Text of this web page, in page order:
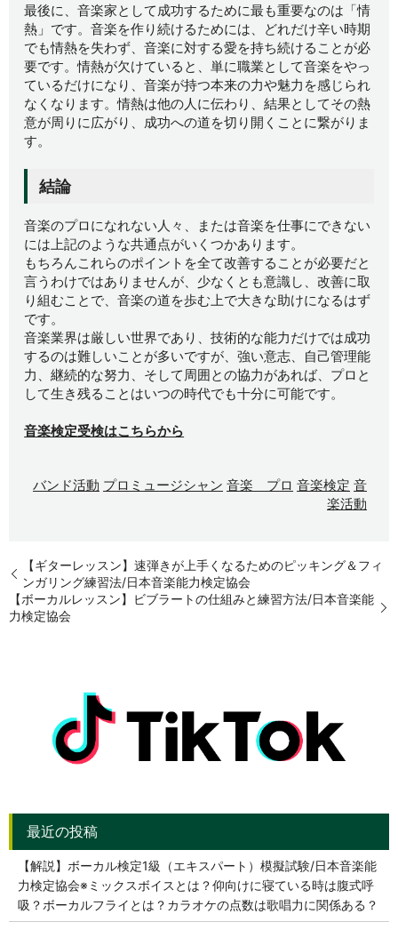
最後に、音楽家として成功するために最も重要なのは「情
熱」です。音楽を作り続けるためには、どれだけ辛い時期
でも情熱を失わず、音楽に対する愛を持ち続けることが必
要です。情熱が欠けていると、単に職業として音楽をやっ
ているだけになり、音楽が持つ本来の力や魅力を感じられ
なくなります。情熱は他の人に伝わり、結果としてその熱
意が周りに広がり、成功への道を切り開くことに繋がりま
す。
結論
音楽のプロになれない人々、または音楽を仕事にできない
には上記のような共通点がいくつかあります。
もちろんこれらのポイントを全て改善することが必要だと
言うわけではありませんが、少なくとも意識し、改善に取
り組むことで、音楽の道を歩む上で大きな助けになるはず
です。
音楽業界は厳しい世界であり、技術的な能力だけでは成功
するのは難しいことが多いですが、強い意志、自己管理能
力、継続的な努力、そして周囲との協力があれば、プロと
して生き残ることはいつの時代でも十分に可能です。
音楽検定受検はこちらから
バンド活動 プロミュージシャン 音楽 プロ 音楽検定 音
楽活動
【ギターレッスン】速弾きが上手くなるためのピッキング＆フィ
ンガリング練習法/日本音楽能力検定協会
【ボーカルレッスン】ビブラートの仕組みと練習方法/日本音楽能
力検定協会
【解説】ボーカル検定1級（エキスパート）模擬試験/日本音楽能
力検定協会※ミックスボイスとは？仰向けに寝ている時は腹式呼
吸？ボーカルフライとは？カラオケの点数は歌唱力に関係ある？